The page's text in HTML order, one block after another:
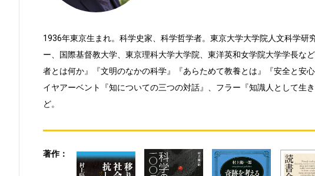
1936年東京生まれ。科学史家、科学哲学者。東京大学大学院人文科学
ー、国際基督教大学、東京理科大学大学院、東洋英和女学院大学学長な
者とは何か』『文明のなかの科学』『あらためて教養とは』『安全と安
イヤアーベント『知についての三つの対話』、フラー『知識人として生
ど。
著作：